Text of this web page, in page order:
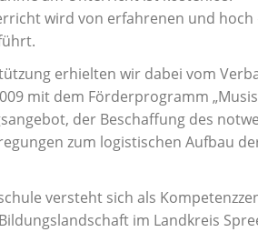
wird von erfahrenen und
erhielten wir dabei vom
mit dem Förderprogramm
der Beschaffung des
zum logistischen Aufbau
versteht sich als
im Landkreis